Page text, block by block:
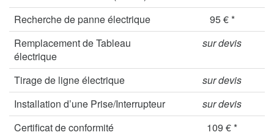
Recherche de panne électrique
95 € *
Remplacement de Tableau
électrique
sur devis
Tirage de ligne électrique
sur devis
Installation d’une Prise/Interrupteur
sur devis
Certificat de conformité
109 € *